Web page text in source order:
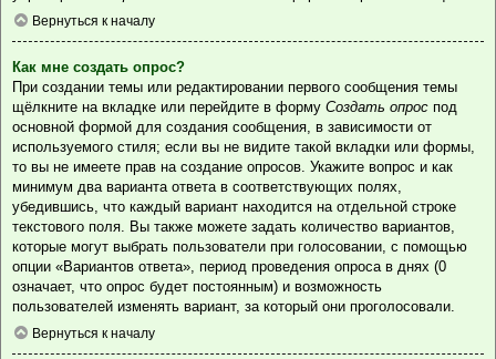
Вернуться к началу
Как мне создать опрос?
При создании темы или редактировании первого сообщения темы
щёлкните на вкладке или перейдите в форму Создать опрос под
основной формой для создания сообщения, в зависимости от
используемого стиля; если вы не видите такой вкладки или формы,
то вы не имеете прав на создание опросов. Укажите вопрос и как
минимум два варианта ответа в соответствующих полях,
убедившись, что каждый вариант находится на отдельной строке
текстового поля. Вы также можете задать количество вариантов,
которые могут выбрать пользователи при голосовании, с помощью
опции «Вариантов ответа», период проведения опроса в днях (0
означает, что опрос будет постоянным) и возможность
пользователей изменять вариант, за который они проголосовали.
Вернуться к началу